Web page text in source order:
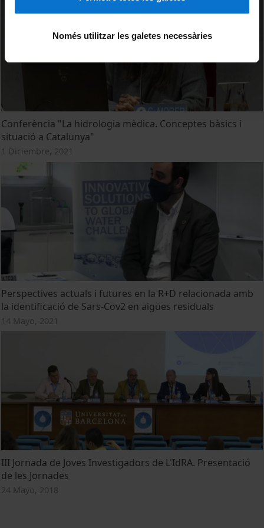
Només utilitzar les galetes necessàries
Conferència "La hidrologia mèdica. Conceptes bàsics i
situació a Catalunya"
1 Diciembre, 2021
Perspectives actuals i futures en la R+D relacionada amb
la identificació de Sars-Cov2 en aigües residuals
14 Mayo, 2021
III Jornada de Joves Investigadors de L'IdRA. Presentació
de les Jornades
24 Mayo, 2018